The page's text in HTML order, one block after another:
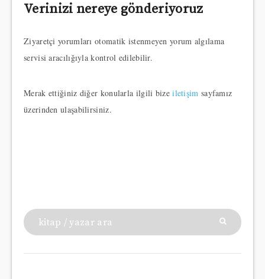
Verinizi nereye gönderiyoruz
Ziyaretçi yorumları otomatik istenmeyen yorum algılama
servisi aracılığıyla kontrol edilebilir.
Merak ettiğiniz diğer konularla ilgili bizeiletişim sayfamız
üzerinden ulaşabilirsiniz.